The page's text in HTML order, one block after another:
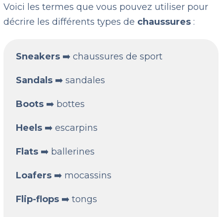
Voici les termes que vous pouvez utiliser pour
décrire les différents types de chaussures :
Sneakers ➡️ chaussures de sport
Sandals ➡️ sandales
Boots ➡️ bottes
Heels ➡️ escarpins
Flats ➡️ ballerines
Loafers ➡️ mocassins
Flip-flops ➡️ tongs